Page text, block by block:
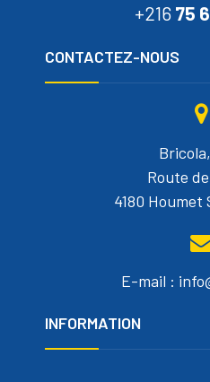
+216 75
CONTACTEZ-NOUS
Route
4180 Houmet
E-mail :
INFORMATION